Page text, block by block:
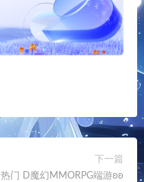
下一篇
热门 D魔幻MMORPG端游ʚʚ